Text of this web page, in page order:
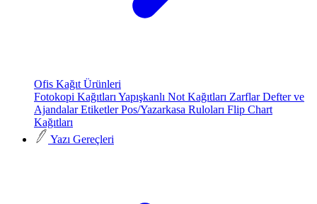
Ofis Kağıt Ürünleri
Fotokopi Kağıtları Yapışkanlı Not Kağıtları ZarflarDefter ve
AjandalarEtiketlerPos/Yazarkasa Ruloları Flip Chart
Kağıtları
Yazı Gereçleri